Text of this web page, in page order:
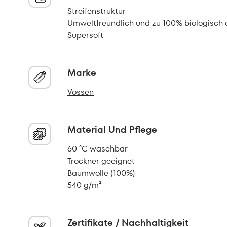
Streifenstruktur
Umweltfreundlich und zu 100%
Supersoft
Marke
Vossen
Material Und Pflege
60 °C waschbar
Trockner geeignet
Baumwolle (100%)
540 g/m²
Zertifikate / Nachhaltigkeit